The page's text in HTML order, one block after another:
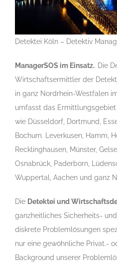
Detektei Köln – Detektiv
ManagerSOS im Einsatz. Die
Wirtschaftsermittler der
in ganz Nordrhein-Westfalen
umfasst das
wie Düsseldorf, Dortmund,
Bochum. Leverkusen, Hamm,
Recklinghausen, Münster,
Osnabrück, Paderborn,
Wuppertal, Aachen und ganz
Die Detektei und
ganzheitliches Sicherheits-
diskrete Problemlösungen
nur eine gewöhnliche Privat.-
Background unserer